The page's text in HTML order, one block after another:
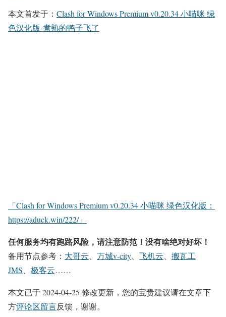
本文首发于： Clash for Windows Premium v0.20.34 小喵咪 绿
色汉化版-煮熟的鸭子飞了
「Clash for Windows Premium v0.20.34 小喵咪 绿色汉化版：
https://aduck.win/222/」
任何服务均有跑路风险，请注意防范！没有啥绝对好坏！
备用节点参考： 大哥云 万城v-city 飞机云
搬瓦工
JMS
极客云……
本文已于 2024-04-25 修改更新，您的宝贵建议请在文章下
方评论区留言反馈，谢谢。